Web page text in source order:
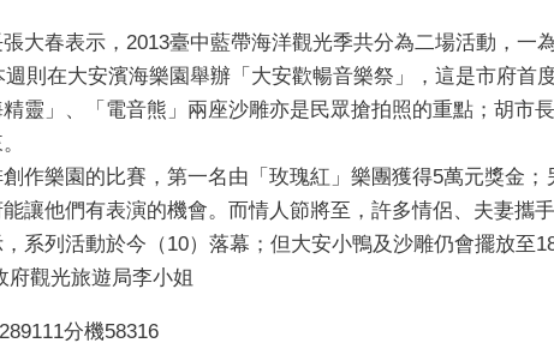
大春表示，2013臺中藍帶海洋觀光季共分為二場活動，一
週則在大安濱海樂園舉辦「大安歡暢音樂祭」，這是市府首
靈」、「電音熊」兩座沙雕亦是民眾搶拍照的重點；胡市
作樂園的比賽，第一名由「玫瑰紅」樂團獲得5萬元獎金
讓他們有表演的機會。而情人節將至，許多情侶、夫妻攜
系列活動於今（10）落幕；但大安小鴨及沙雕仍會擺放至
府觀光旅遊局李小姐
分機58316